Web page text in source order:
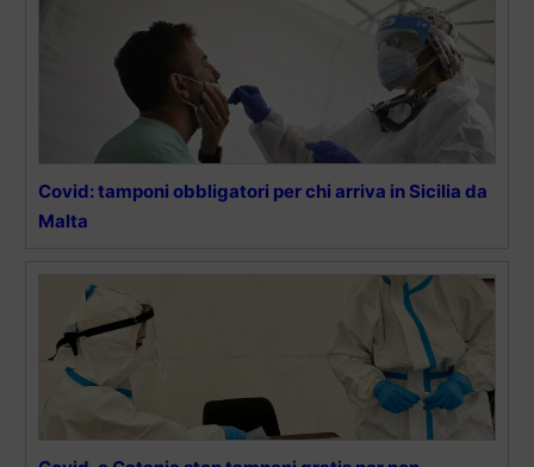
Covid: tamponi obbligatori per chi arriva in Sicilia da
Malta